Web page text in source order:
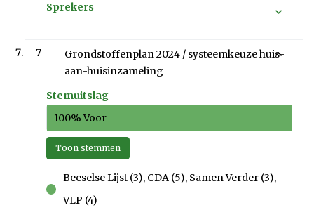
Sprekers
7
Grondstoffenplan 2024 / systeemkeuze huis-
aan-huisinzameling
Stemuitslag
100% Voor
Toon stemmen
voor
Beeselse Lijst (3), CDA (5), Samen Verder (3),
VLP (4)